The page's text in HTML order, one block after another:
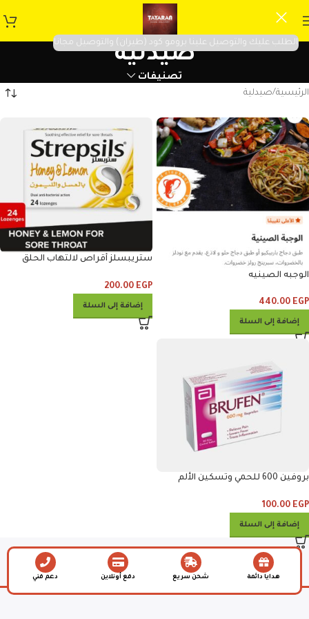
الطلب عليك والتوصيل علينا برومو كود (طيران) والتوصيل مجانا
صيدلية
تصنيفات
الرئيسية صيدلية
الوجبه الصينيه
440.00 EGP
إضافة إلى السلة
ستريبسلز أقراص لالتهاب الحلق
200.00 EGP
إضافة إلى السلة
بروفين 600 للحمي وتسكين الألم
100.00 EGP
إضافة إلى السلة
هدايا دائمة شحن سريع دفع أونلاين دعم فني